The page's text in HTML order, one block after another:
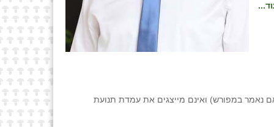
נאמר במפורש) ואינם מייצגים את עמדת תנועת